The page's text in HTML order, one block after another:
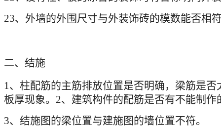
23、外墙的外围尺寸与外装饰砖的模数能否相
二、结施
1、柱配筋的主筋排放位置是否明确，梁筋是
板厚现象。 2、建筑构件的配筋是否有不能制作
3、结施图的梁位置与建施图的墙位置不符。